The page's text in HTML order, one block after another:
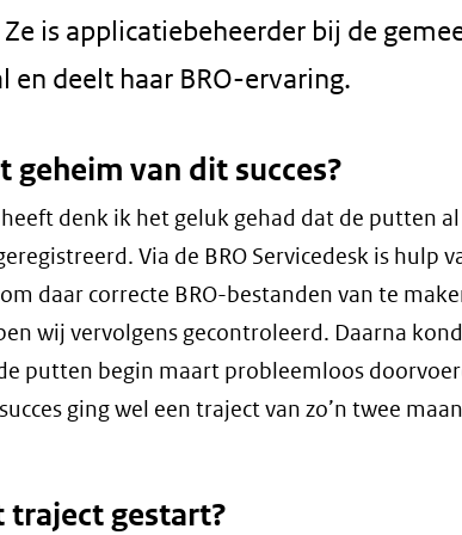
is applicatiebeheerder bij de
en deelt haar BRO-ervaring.
geheim van dit succes?
heeft denk ik het geluk gehad dat de putten
Via de BRO Servicedesk is hulp
daar correcte BRO-bestanden van te
wij vervolgens gecontroleerd. Daarna
putten begin maart probleemloos
ging wel een traject van zo’n twee
traject gestart?